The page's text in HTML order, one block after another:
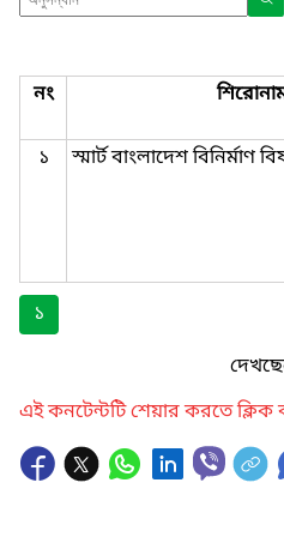
নং
১
স্মার্ট বাংলাদেশ বিনির্মাণ
১
এই কনটেন্টটি শেয়ার করতে